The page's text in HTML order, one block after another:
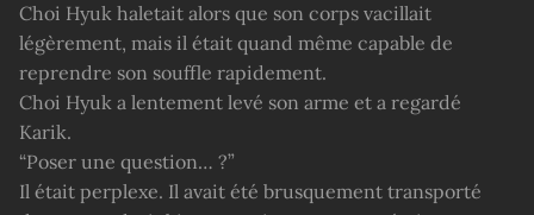
Choi Hyuk haletait alors que son corps vacillait
légèrement, mais il était quand même capable de
reprendre son souffle rapidement.
Choi Hyuk a lentement levé son arme et a regardé
Karik.
“Poser une question… ?”
Il était perplexe. Il avait été brusquement transporté